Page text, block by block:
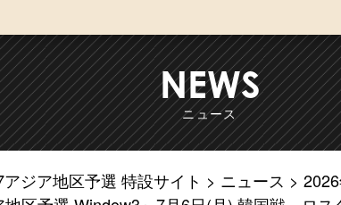
NEWS
ニュース
ジア地区予選 特設サイト ニュース